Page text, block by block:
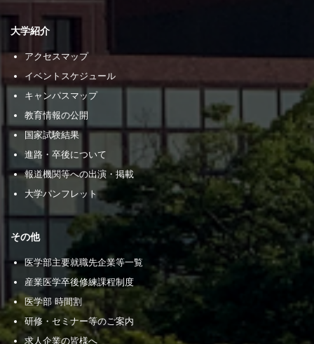
大学紹介
アクセスマップ
イベントスケジュール
キャンパスマップ
教育情報の公開
国家試験結果
進路・卒後について
報道機関等への出演・掲載
大学パンフレット
その他
医学部主要就職先企業等一覧
産業医学卒後修練課程制度
医学部 時間割
研修・セミナー等のご案内
求人企業の皆様へ